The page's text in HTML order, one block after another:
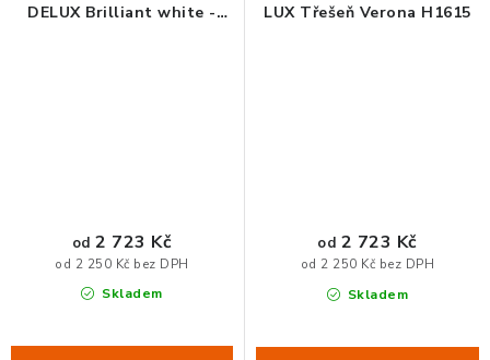
DELUX Brilliant white -
Skladem
od 2 250 Kč bez DPH
od 2 723 Kč
LUX Třešeň Verona H1615
Skladem
od 2 250 Kč bez DPH
od 2 723 Kč